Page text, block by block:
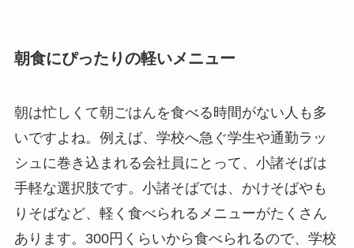
朝食にぴったりの軽いメニュー
朝は忙しくて朝ごはんを食べる時間がない人も多
いですよね。例えば、学校へ急ぐ学生や通勤ラッ
シュに巻き込まれる会社員にとって、小諸そばは
手軽な選択肢です。小諸そばでは、かけそばやも
りそばなど、軽く食べられるメニューがたくさん
あります。300円くらいから食べられるので、学校